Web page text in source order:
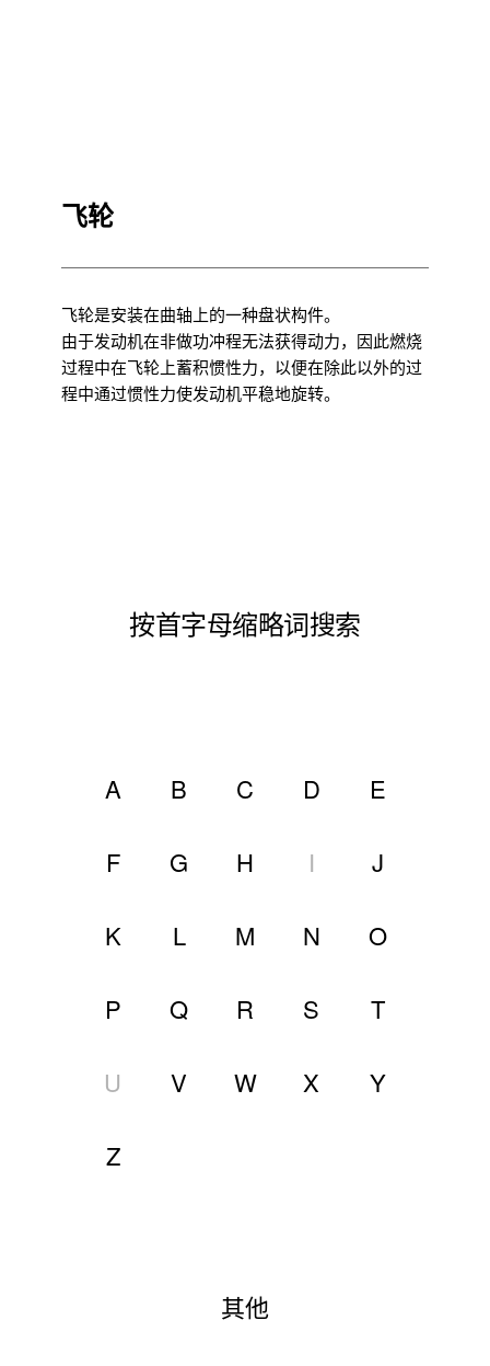
飞轮
飞轮是安装在曲轴上的一种盘状构件。
由于发动机在非做功冲程无法获得动力，因此燃烧
过程中在飞轮上蓄积惯性力，以便在除此以外的过
程中通过惯性力使发动机平稳地旋转。
按首字母缩略词搜索
A B C D E
F G H I J
K L M N O
P Q R S T
U V W X Y
Z
其他